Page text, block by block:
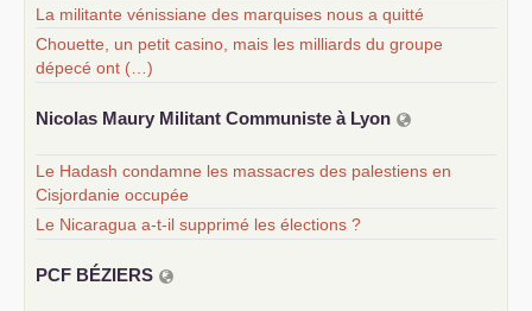
La militante vénissiane des marquises nous a quitté
Chouette, un petit casino, mais les milliards du groupe
dépecé ont (…)
Nicolas Maury Militant Communiste à Lyon
Le Hadash condamne les massacres des palestiens en
Cisjordanie occupée
Le Nicaragua a-t-il supprimé les élections ?
PCF BÉZIERS